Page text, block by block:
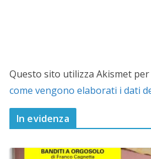
Questo sito utilizza Akismet
come vengono elaborati i dati
In evidenza